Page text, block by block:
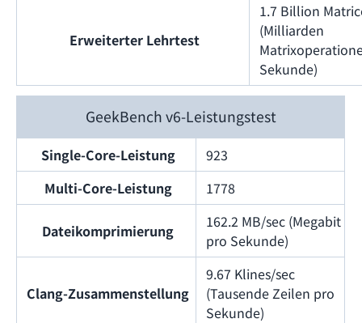
Erweiterter Lehrtest
1.7 Billion
(Milliarden
Sekunde)
GeekBench v6-Leistungstest
Single-Core-Leistung
923
Multi-Core-Leistung
1778
Dateikomprimierung
162.2 MB/sec (Megabit
pro Sekunde)
Clang-Zusammenstellung
9.67 Klines/sec
(Tausende Zeilen pro
Sekunde)